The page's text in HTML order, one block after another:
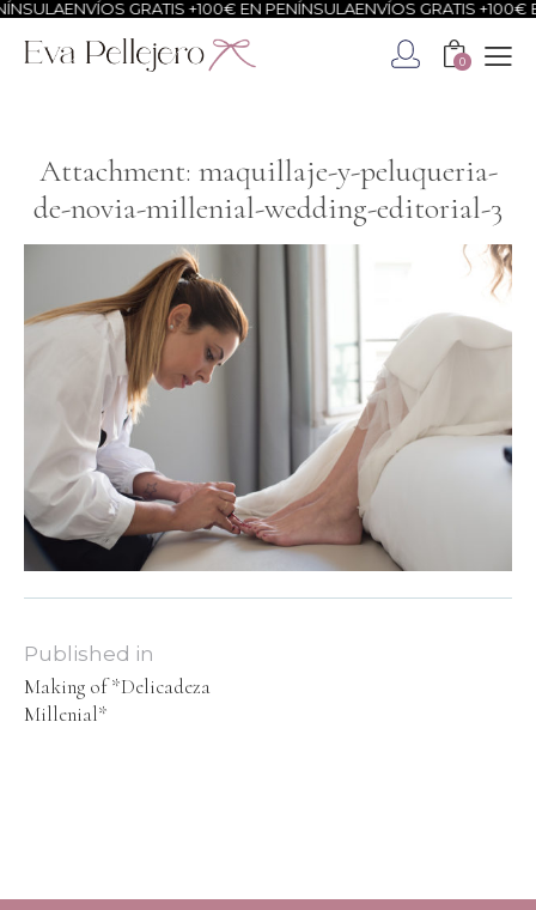
ENVÍOS GRATIS +100€ EN PENÍNSULAENVÍOS GRATIS +100€
0
Attachment: maquillaje-y-peluqueria-
de-novia-millenial-wedding-editorial-3
Published in
Making of *Delicadeza
Millenial*